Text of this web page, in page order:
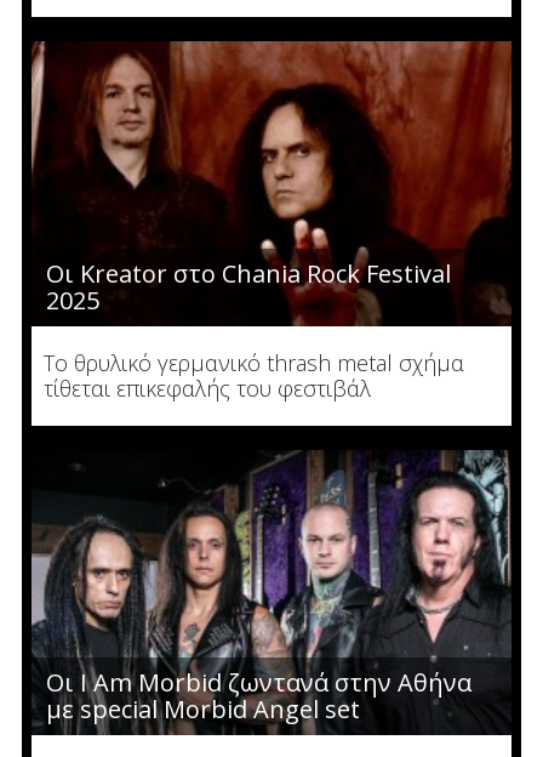
Οι Kreator στο Chania Rock Festival
2025
Το θρυλικό γερμανικό thrash metal σχήμα
τίθεται επικεφαλής του φεστιβάλ
Οι I Am Morbid ζωντανά στην Αθήνα
με special Morbid Angel set